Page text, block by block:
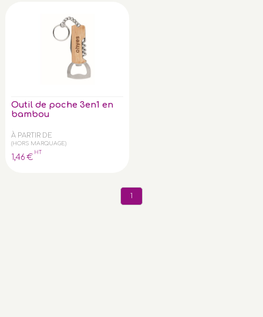
Outil de poche 3en1 en
bambou
À PARTIR DE
(HORS MARQUAGE)
1,46 €
HT
1